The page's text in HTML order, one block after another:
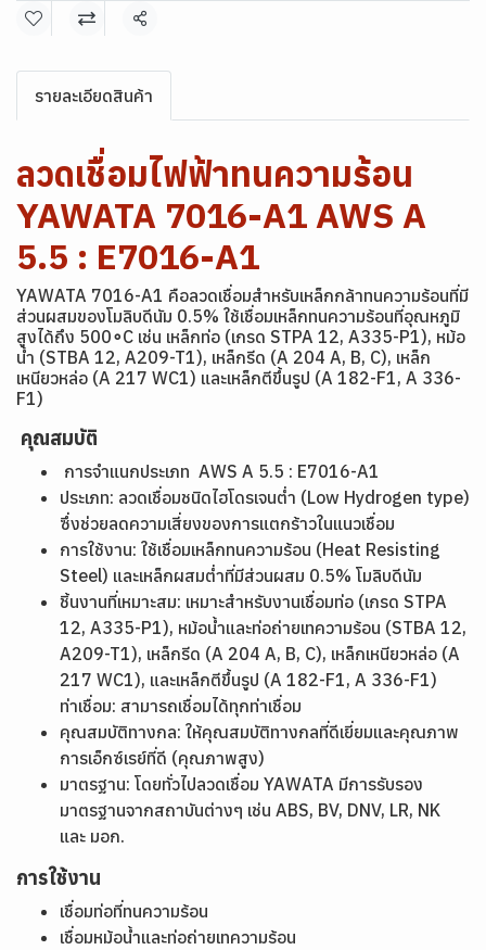
แชร์
รายละเอียดสินค้า
ลวดเชื่อมไฟฟ้าทนความร้อน
YAWATA 7016-A1 AWS A
5.5 : E7016-A1
YAWATA 7016-A1 คือลวดเชื่อมสำหรับเหล็กกล้าทนความร้อนที่มี
ส่วนผสมของโมลิบดีนัม 0.5% ใช้เชื่อมเหล็กทนความร้อนที่อุณหภูมิ
สูงได้ถึง 500∘C เช่น เหล็กท่อ (เกรด STPA 12, A335-P1), หม้อ
น้ำ (STBA 12, A209-T1), เหล็กรีด (A 204 A, B, C), เหล็ก
เหนียวหล่อ (A 217 WC1) และเหล็กตีขึ้นรูป (A 182-F1, A 336-
F1)
คุณสมบัติ
การจำแนกประเภท AWS A 5.5 : E7016-A1
ประเภท: ลวดเชื่อมชนิดไฮโดรเจนต่ำ (Low Hydrogen type)
ซึ่งช่วยลดความเสี่ยงของการแตกร้าวในแนวเชื่อม
การใช้งาน: ใช้เชื่อมเหล็กทนความร้อน (Heat Resisting
Steel) และเหล็กผสมต่ำที่มีส่วนผสม 0.5% โมลิบดีนัม
ชิ้นงานที่เหมาะสม: เหมาะสำหรับงานเชื่อมท่อ (เกรด STPA
12, A335-P1), หม้อน้ำและท่อถ่ายเทความร้อน (STBA 12,
A209-T1), เหล็กรีด (A 204 A, B, C), เหล็กเหนียวหล่อ (A
217 WC1), และเหล็กตีขึ้นรูป (A 182-F1, A 336-F1)
ท่าเชื่อม: สามารถเชื่อมได้ทุกท่าเชื่อม
คุณสมบัติทางกล: ให้คุณสมบัติทางกลที่ดีเยี่ยมและคุณภาพ
การเอ็กซ์เรย์ที่ดี (คุณภาพสูง)
มาตรฐาน: โดยทั่วไปลวดเชื่อม YAWATA มีการรับรอง
มาตรฐานจากสถาบันต่างๆ เช่น ABS, BV, DNV, LR, NK
และ มอก.
การใช้งาน
เชื่อมท่อที่ทนความร้อน
เชื่อมหม้อน้ำและท่อถ่ายเทความร้อน